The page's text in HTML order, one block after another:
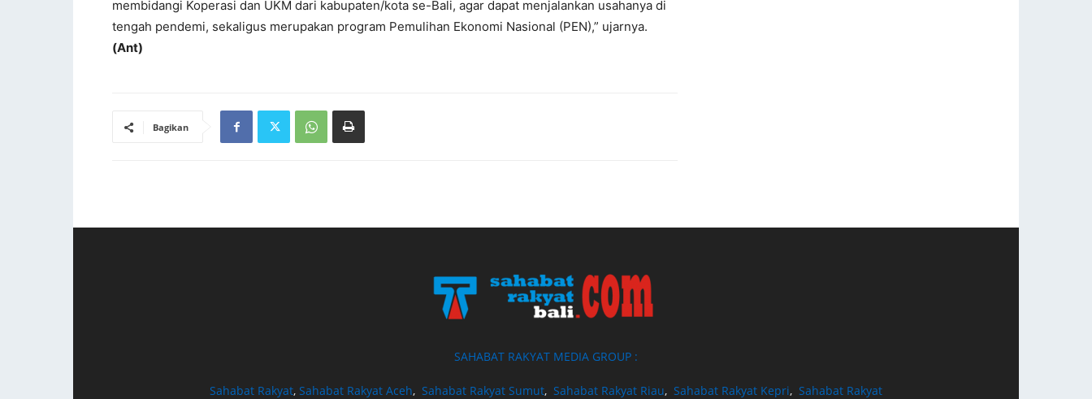
membidangi Koperasi dan UKM dari kabupaten/kota se-Bali, agar dapat menjalankan usahanya di
tengah pendemi, sekaligus merupakan program Pemulihan Ekonomi Nasional (PEN),” ujarnya.
(Ant)
Bagikan
SAHABAT RAKYAT MEDIA GROUP :
Sahabat Rakyat, Sahabat Rakyat Aceh, Sahabat Rakyat Sumut, Sahabat Rakyat Riau, Sahabat Rakyat Kepri, Sahabat Rakyat